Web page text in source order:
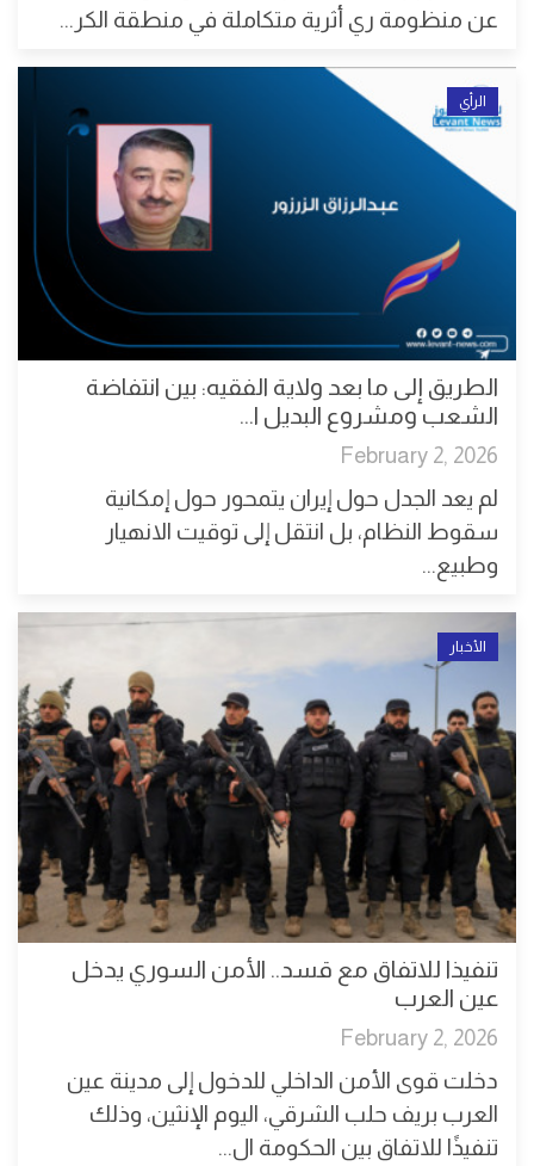
عن منظومة ري أثرية متكاملة في منطقة الكر...
الرأي
الطريق إلى ما بعد ولاية الفقيه: بين انتفاضة
الشعب ومشروع البديل ا...
February 2, 2026
لم يعد الجدل حول إيران يتمحور حول إمكانية
سقوط النظام، بل انتقل إلى توقيت الانهيار
وطبيع...
الأخبار
تنفيذا للاتفاق مع قسد.. الأمن السوري يدخل
عين العرب
February 2, 2026
دخلت قوى الأمن الداخلي للدخول إلى مدينة عين
العرب بريف حلب الشرقي، اليوم الإنثين، وذلك
تنفيذًا للاتفاق بين الحكومة ال...